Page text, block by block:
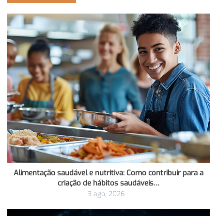
Alimentação saudável e nutritiva: Como contribuir para a
criação de hábitos saudáveis…
3 ago, 2026